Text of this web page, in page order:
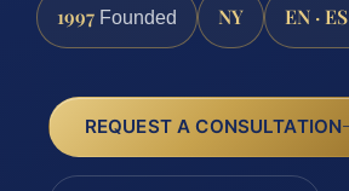
1997 Founded NY EN · ES
REQUEST A CONSULTATION